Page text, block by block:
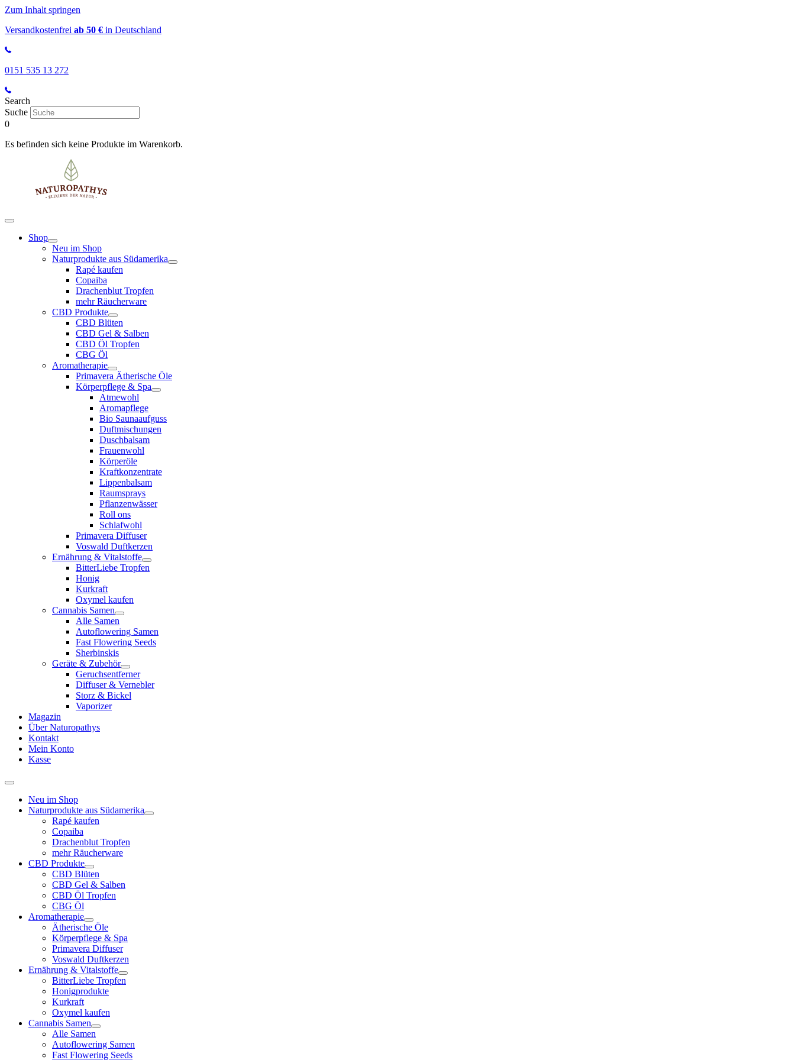
Zum Inhalt springen
Versandkostenfrei ab 50 € in Deutschland
0151 535 13 272
Search
Suche
0
Es befinden sich keine Produkte im Warenkorb.
Shop
Neu im Shop
Naturprodukte aus Südamerika
Rapé kaufen
Copaiba
Drachenblut Tropfen
mehr Räucherware
CBD Produkte
CBD Blüten
CBD Gel & Salben
CBD Öl Tropfen
CBG Öl
Aromatherapie
Primavera Ätherische Öle
Körperpflege & Spa
Atmewohl
Aromapflege
Bio Saunaaufguss
Duftmischungen
Duschbalsam
Frauenwohl
Körperöle
Kraftkonzentrate
Lippenbalsam
Raumsprays
Pflanzenwässer
Roll ons
Schlafwohl
Primavera Diffuser
Voswald Duftkerzen
Ernährung & Vitalstoffe
BitterLiebe Tropfen
Honig
Kurkraft
Oxymel kaufen
Cannabis Samen
Alle Samen
Autoflowering Samen
Fast Flowering Seeds
Sherbinskis
Geräte & Zubehör
Geruchsentferner
Diffuser & Vernebler
Storz & Bickel
Vaporizer
Magazin
Über Naturopathys
Kontakt
Mein Konto
Kasse
Neu im Shop
Naturprodukte aus Südamerika
Rapé kaufen
Copaiba
Drachenblut Tropfen
mehr Räucherware
CBD Produkte
CBD Blüten
CBD Gel & Salben
CBD Öl Tropfen
CBG Öl
Aromatherapie
Ätherische Öle
Körperpflege & Spa
Primavera Diffuser
Voswald Duftkerzen
Ernährung & Vitalstoffe
BitterLiebe Tropfen
Honigprodukte
Kurkraft
Oxymel kaufen
Cannabis Samen
Alle Samen
Autoflowering Samen
Fast Flowering Seeds